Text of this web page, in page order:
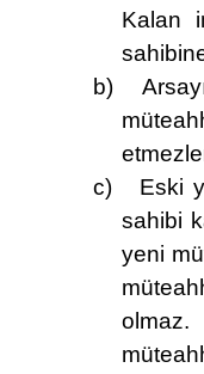
Kalan
b)
c)
Eski
sahibi
yeni